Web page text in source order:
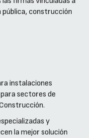
pública, construcción
instalaciones
sectores de
y
la mejor solución